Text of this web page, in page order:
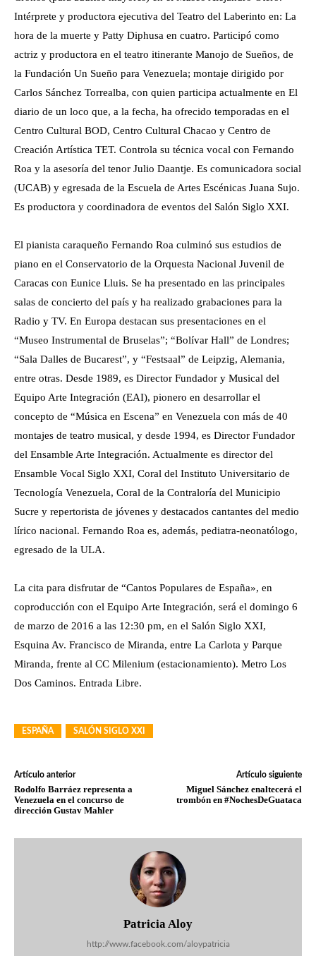
Intérprete y productora ejecutiva del Teatro del Laberinto en: La
hora de la muerte y Patty Diphusa en cuatro. Participó como
actriz y productora en el teatro itinerante Manojo de Sueños, de
la Fundación Un Sueño para Venezuela; montaje dirigido por
Carlos Sánchez Torrealba, con quien participa actualmente en El
diario de un loco que, a la fecha, ha ofrecido temporadas en el
Centro Cultural BOD, Centro Cultural Chacao y Centro de
Creación Artística TET. Controla su técnica vocal con Fernando
Roa y la asesoría del tenor Julio Daantje. Es comunicadora social
(UCAB) y egresada de la Escuela de Artes Escénicas Juana Sujo.
Es productora y coordinadora de eventos del Salón Siglo XXI.
El pianista caraqueño Fernando Roa culminó sus estudios de
piano en el Conservatorio de la Orquesta Nacional Juvenil de
Caracas con Eunice Lluis. Se ha presentado en las principales
salas de concierto del país y ha realizado grabaciones para la
Radio y TV. En Europa destacan sus presentaciones en el
“Museo Instrumental de Bruselas”; “Bolívar Hall” de Londres;
“Sala Dalles de Bucarest”, y “Festsaal” de Leipzig, Alemania,
entre otras. Desde 1989, es Director Fundador y Musical del
Equipo Arte Integración (EAI), pionero en desarrollar el
concepto de “Música en Escena” en Venezuela con más de 40
montajes de teatro musical, y desde 1994, es Director Fundador
del Ensamble Arte Integración. Actualmente es director del
Ensamble Vocal Siglo XXI, Coral del Instituto Universitario de
Tecnología Venezuela, Coral de la Contraloría del Municipio
Sucre y repertorista de jóvenes y destacados cantantes del medio
lírico nacional. Fernando Roa es, además, pediatra-neonatólogo,
egresado de la ULA.
La cita para disfrutar de “Cantos Populares de España», en
coproducción con el Equipo Arte Integración, será el domingo 6
de marzo de 2016 a las 12:30 pm, en el Salón Siglo XXI,
Esquina Av. Francisco de Miranda, entre La Carlota y Parque
Miranda, frente al CC Milenium (estacionamiento). Metro Los
Dos Caminos. Entrada Libre.
ESPAÑA SALÓN SIGLO XXI
Artículo anterior
Rodolfo Barráez representa a
Venezuela en el concurso de
dirección Gustav Mahler
Artículo siguiente
Miguel Sánchez enaltecerá el
trombón en #NochesDeGuataca
Patricia Aloy
http://www.facebook.com/aloypatricia